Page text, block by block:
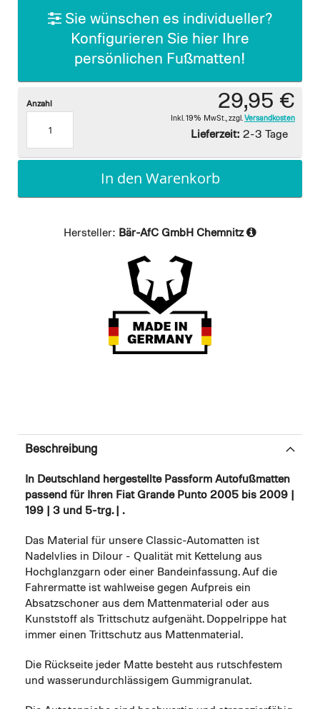
Sie wünschen es individueller?
Konfigurieren Sie hier Ihre
persönlichen Fußmatten!
29,95 €
Inkl. 19% MwSt. zzgl. Versandkosten
Lieferzeit: 2-3 Tage
Anzahl
In den Warenkorb
Hersteller: Bär-AfC GmbH Chemnitz
Beschreibung
In Deutschland hergestellte Passform Autofußmatten
passend für Ihren Fiat Grande Punto 2005 bis 2009 |
199 | 3 und 5-trg. | .
Das Material für unsere Classic-Automatten ist
Nadelvlies in Dilour - Qualität mit Kettelung aus
Hochglanzgarn oder einer Bandeinfassung. Auf die
Fahrermatte ist wahlweise gegen Aufpreis ein
Absatzschoner aus dem Mattenmaterial oder aus
Kunststoff als Trittschutz aufgenäht. Doppelrippe hat
immer einen Trittschutz aus Mattenmaterial.
Die Rückseite jeder Matte besteht aus rutschfestem
und wasserundurchlässigem Gummigranulat.